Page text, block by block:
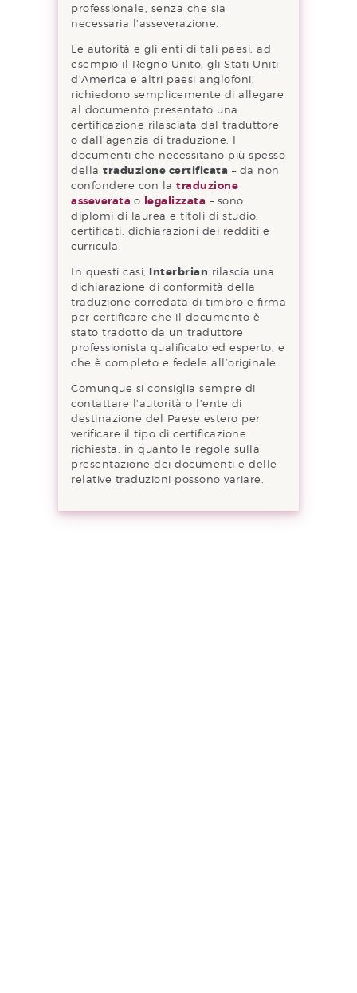
professionale, senza che sia
necessaria l’asseverazione.
Le autorità e gli enti di tali paesi, ad
esempio il Regno Unito, gli Stati Uniti
d’America e altri paesi anglofoni,
richiedono semplicemente di allegare
al documento presentato una
certificazione rilasciata dal traduttore
o dall’agenzia di traduzione. I
documenti che necessitano più spesso
della traduzione certificata – da non
confondere con la traduzione
asseverata o legalizzata – sono
diplomi di laurea e titoli di studio,
certificati, dichiarazioni dei redditi e
curricula.
In questi casi, Interbrian rilascia una
dichiarazione di conformità della
traduzione corredata di timbro e firma
per certificare che il documento è
stato tradotto da un traduttore
professionista qualificato ed esperto, e
che è completo e fedele all’originale.
Comunque si consiglia sempre di
contattare l’autorità o l’ente di
destinazione del Paese estero per
verificare il tipo di certificazione
richiesta, in quanto le regole sulla
presentazione dei documenti e delle
relative traduzioni possono variare.